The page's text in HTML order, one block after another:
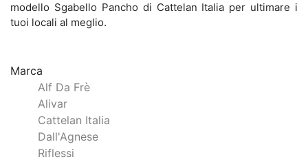
Marca
Alf Da Frè
Alivar
Cattelan Italia
Dall'Agnese
Riflessi
modello Sgabello Pancho di Cattelan Italia per ultimare i
tuoi locali al meglio.